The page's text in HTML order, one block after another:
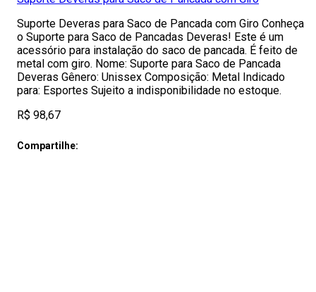
Suporte Deveras para Saco de Pancada com Giro Conheça
o Suporte para Saco de Pancadas Deveras! Este é um
acessório para instalação do saco de pancada. É feito de
metal com giro. Nome: Suporte para Saco de Pancada
Deveras Gênero: Unissex Composição: Metal Indicado
para: Esportes Sujeito a indisponibilidade no estoque.
R$ 98,67
Compartilhe: